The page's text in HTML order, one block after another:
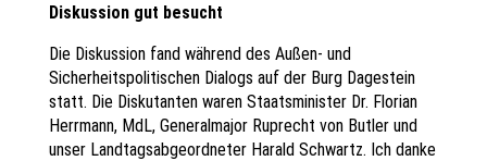
Diskussion gut besucht
Die Diskussion fand während des Außen- und
Sicherheitspolitischen Dialogs auf der Burg Dagestein
statt. Die Diskutanten waren Staatsminister Dr. Florian
Herrmann, MdL, Generalmajor Ruprecht von Butler und
unser Landtagsabgeordneter Harald Schwartz. Ich danke